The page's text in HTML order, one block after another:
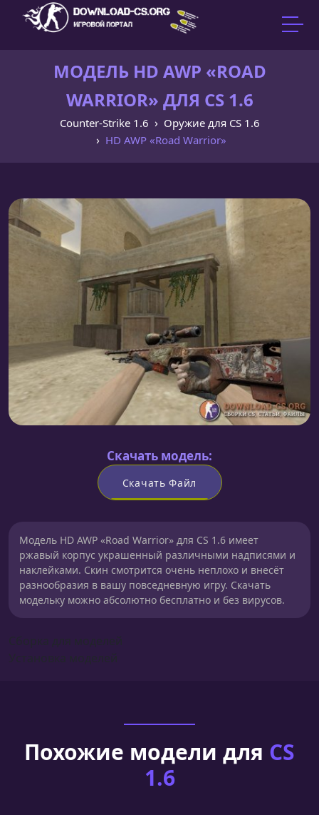
МОДЕЛЬ HD AWP «ROAD
WARRIOR» ДЛЯ CS 1.6
Counter-Strike 1.6
Оружие для CS 1.6
HD AWP «Road Warrior»
Скачать модель:
Скачать Файл
Модель HD AWP «Road Warrior» для CS 1.6 имеет
ржавый корпус украшенный различными надписями и
наклейками. Скин смотрится очень неплохо и внесёт
разнообразия в вашу повседневную игру. Скачать
модельку можно абсолютно бесплатно и без вирусов.
Похожие модели для CS
1.6